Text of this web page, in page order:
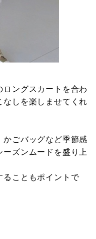
ロングスカートを合わ
しを楽しませてくれ
ごバッグなど季節感
ーズンムードを盛り上
ることもポイントで